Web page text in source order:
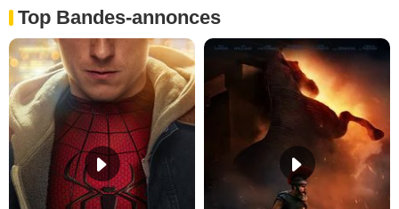
Top Bandes-annonces